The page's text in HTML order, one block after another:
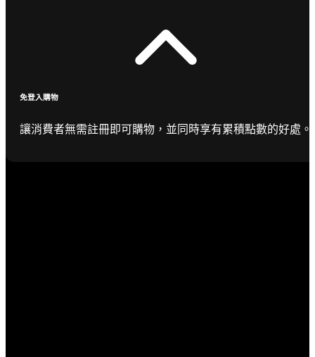
免登入購物
讓消費者無需註冊即可購物，並同時享有累積點數的好處。